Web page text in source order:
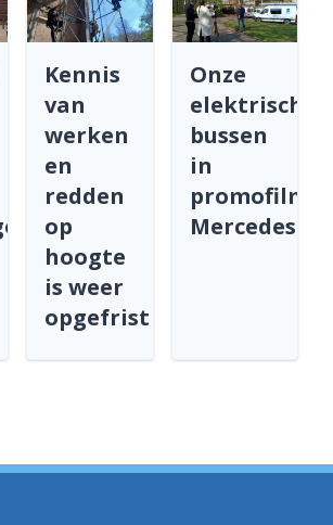
Kennis
van
werken
en
redden
op
hoogte
is weer
opgefrist
Onze
elektrische
bussen
in
promofilm